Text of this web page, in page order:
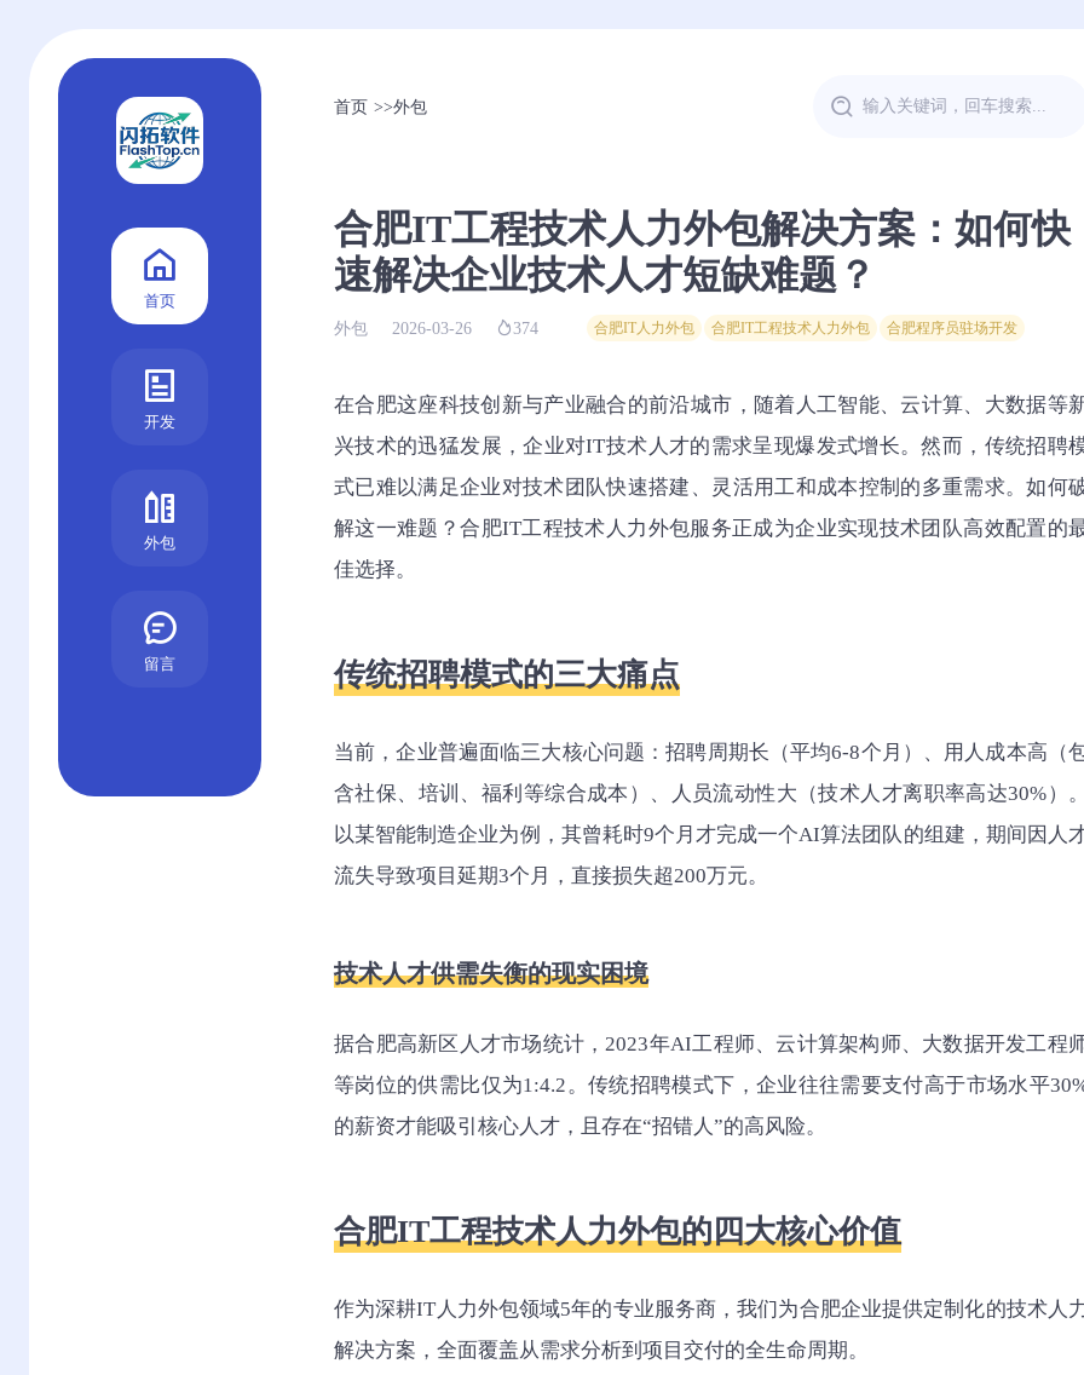
首页
开发
外包
留言
首页 >>外包
合肥IT工程技术人力外包解决方案：如何快
速解决企业技术人才短缺难题？
外包 2026-03-26 374 合肥IT人力外包 合肥IT工程技术人力外包 合肥程序员驻场开发
在合肥这座科技创新与产业融合的前沿城市，随着人工智能、云计算、大数据等
兴技术的迅猛发展，企业对IT技术人才的需求呈现爆发式增长。然而，传统招聘
式已难以满足企业对技术团队快速搭建、灵活用工和成本控制的多重需求。如何
解这一难题？合肥IT工程技术人力外包服务正成为企业实现技术团队高效配置的
佳选择。
传统招聘模式的三大痛点
当前，企业普遍面临三大核心问题：招聘周期长（平均6-8个月）、用人成本高（
含社保、培训、福利等综合成本）、人员流动性大（技术人才离职率高达30%）
以某智能制造企业为例，其曾耗时9个月才完成一个AI算法团队的组建，期间因人
流失导致项目延期3个月，直接损失超200万元。
技术人才供需失衡的现实困境
据合肥高新区人才市场统计，2023年AI工程师、云计算架构师、大数据开发工程
等岗位的供需比仅为1:4.2。传统招聘模式下，企业往往需要支付高于市场水平
的薪资才能吸引核心人才，且存在“招错人”的高风险。
合肥IT工程技术人力外包的四大核心价值
作为深耕IT人力外包领域5年的专业服务商，我们为合肥企业提供定制化的技术人
解决方案，全面覆盖从需求分析到项目交付的全生命周期。